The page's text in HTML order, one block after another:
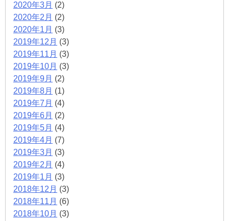
2020年3月 (2)
2020年2月 (2)
2020年1月 (3)
2019年12月 (3)
2019年11月 (3)
2019年10月 (3)
2019年9月 (2)
2019年8月 (1)
2019年7月 (4)
2019年6月 (2)
2019年5月 (4)
2019年4月 (7)
2019年3月 (3)
2019年2月 (4)
2019年1月 (3)
2018年12月 (3)
2018年11月 (6)
2018年10月 (3)